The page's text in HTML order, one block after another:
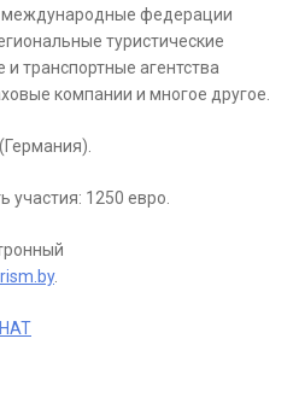
международные федерации
туристические
и транспортные агентства
компании и многое другое.
участия: 1250 евро.
.
НАТ